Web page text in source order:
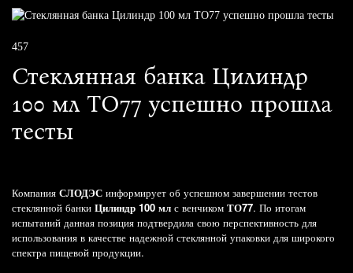
457
Стеклянная банка Цилиндр
100 мл ТО77 успешно прошла
тесты
Компания СЛОДЭС информирует об успешном завершении тестов
стеклянной банки Цилиндр 100 мл с венчиком ТО77. По итогам
испытаний данная позиция подтвердила свою перспективность для
использования в качестве надежной стеклянной упаковки для широкого
спектра пищевой продукции.